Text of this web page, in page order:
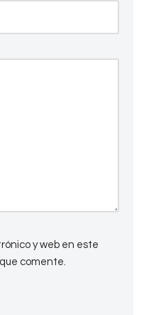
y web en este
comente.